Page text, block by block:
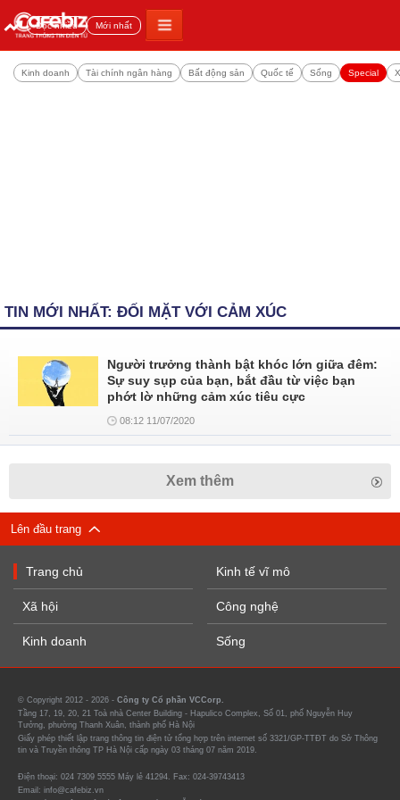
Đọc nhiều Mới nhất
Kinh doanh Tài chính ngân hàng Bất động sản Quốc tế Sống Special
TIN MỚI NHẤT: ĐỐI MẶT VỚI CẢM XÚC
Người trưởng thành bật khóc lớn giữa đêm:
Sự suy sụp của bạn, bắt đầu từ việc bạn
phớt lờ những cảm xúc tiêu cực
08:12 11/07/2020
Xem thêm
Lên đầu trang
Trang chủ
Xã hội
Kinh doanh
Kinh tế vĩ mô
Công nghệ
Sống
© Copyright 2012 - 2026 - Công ty Cổ phần VCCorp.
Tầng 17, 19, 20, 21 Toà nhà Center Building - Hapulico Complex, Số 01, phố Nguyễn Huy
Tưởng, phường Thanh Xuân, thành phố Hà Nội
Giấy phép thiết lập trang thông tin điện tử tổng hợp trên internet số 3321/GP-TTĐT do Sở Thông
tin và Truyền thông TP Hà Nội cấp ngày 03 tháng 07 năm 2019.
Điện thoại: 024 7309 5555 Máy lẻ 41294. Fax: 024-39743413
Email: info@cafebiz.vn